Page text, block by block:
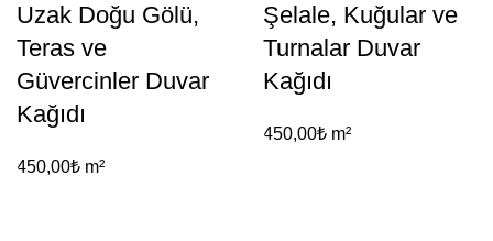
Uzak Doğu Gölü,
Teras ve
Güvercinler Duvar
Kağıdı
450,00₺ m²
Şelale, Kuğular ve
Turnalar Duvar
Kağıdı
450,00₺ m²